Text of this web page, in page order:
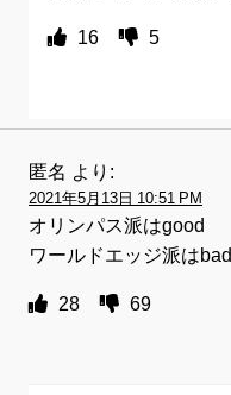
16 5
匿名 より:
2021年5月13日 10:51 PM
オリンパス派はgood
ワールドエッジ派はbad
28 69